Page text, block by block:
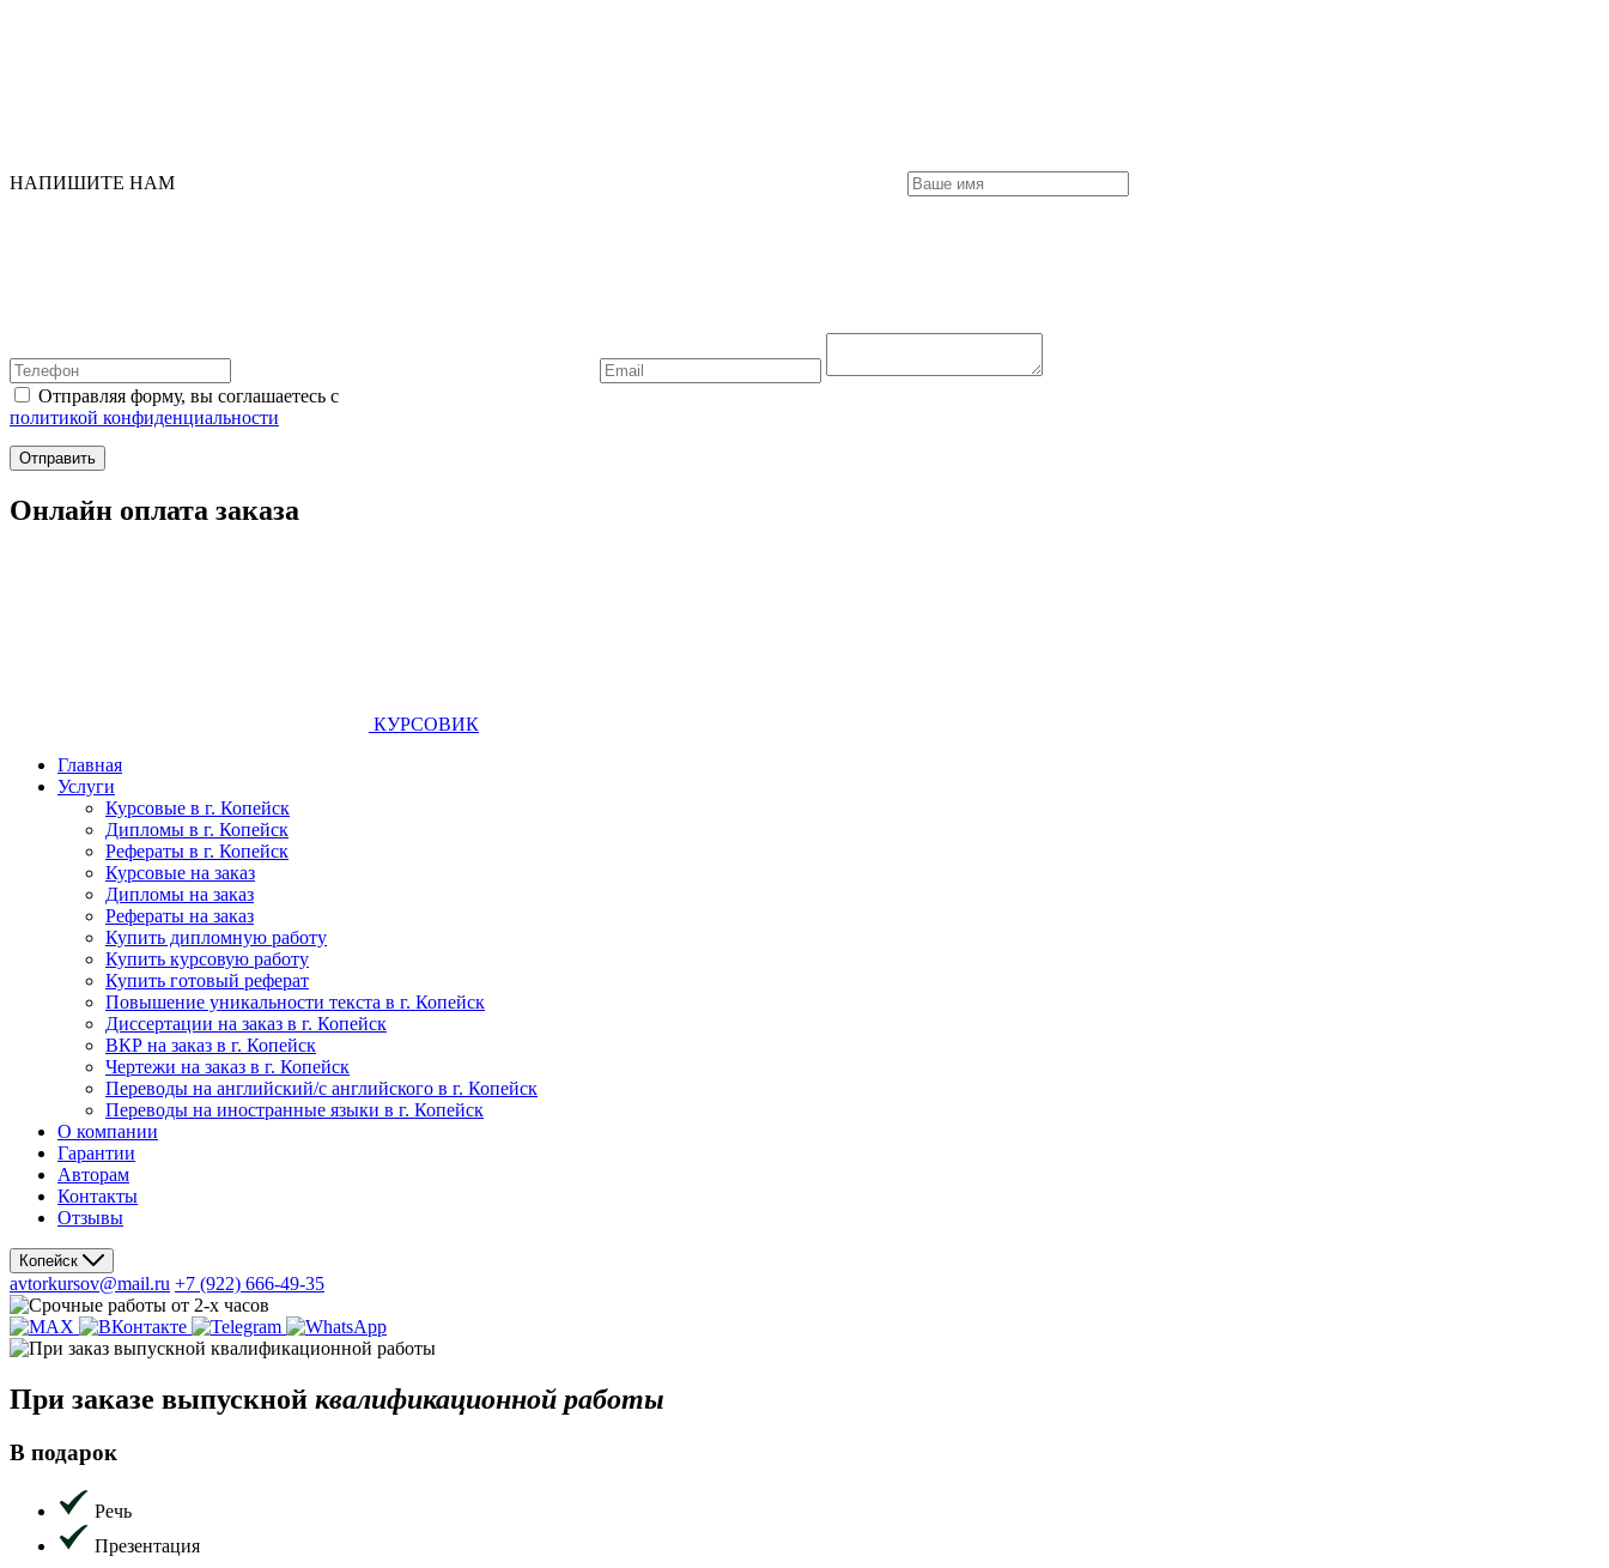
НАПИШИТЕ НАМ
Отправляя форму, вы соглашаетесь с
политикой конфиденциальности
Отправить
Онлайн оплата заказа
КУРСОВИК
Главная
Услуги
Курсовые в г. Копейск
Дипломы в г. Копейск
Рефераты в г. Копейск
Курсовые на заказ
Дипломы на заказ
Рефераты на заказ
Купить дипломную работу
Купить курсовую работу
Купить готовый реферат
Повышение уникальности текста в г. Копейск
Диссертации на заказ в г. Копейск
ВКР на заказ в г. Копейск
Чертежи на заказ в г. Копейск
Переводы на английский/с английского в г. Копейск
Переводы на иностранные языки в г. Копейск
О компании
Гарантии
Авторам
Контакты
Отзывы
Копейск
avtorkursov@mail.ru +7 (922) 666-49-35
При заказе выпускной квалификационной работы
В подарок
Речь
Презентация